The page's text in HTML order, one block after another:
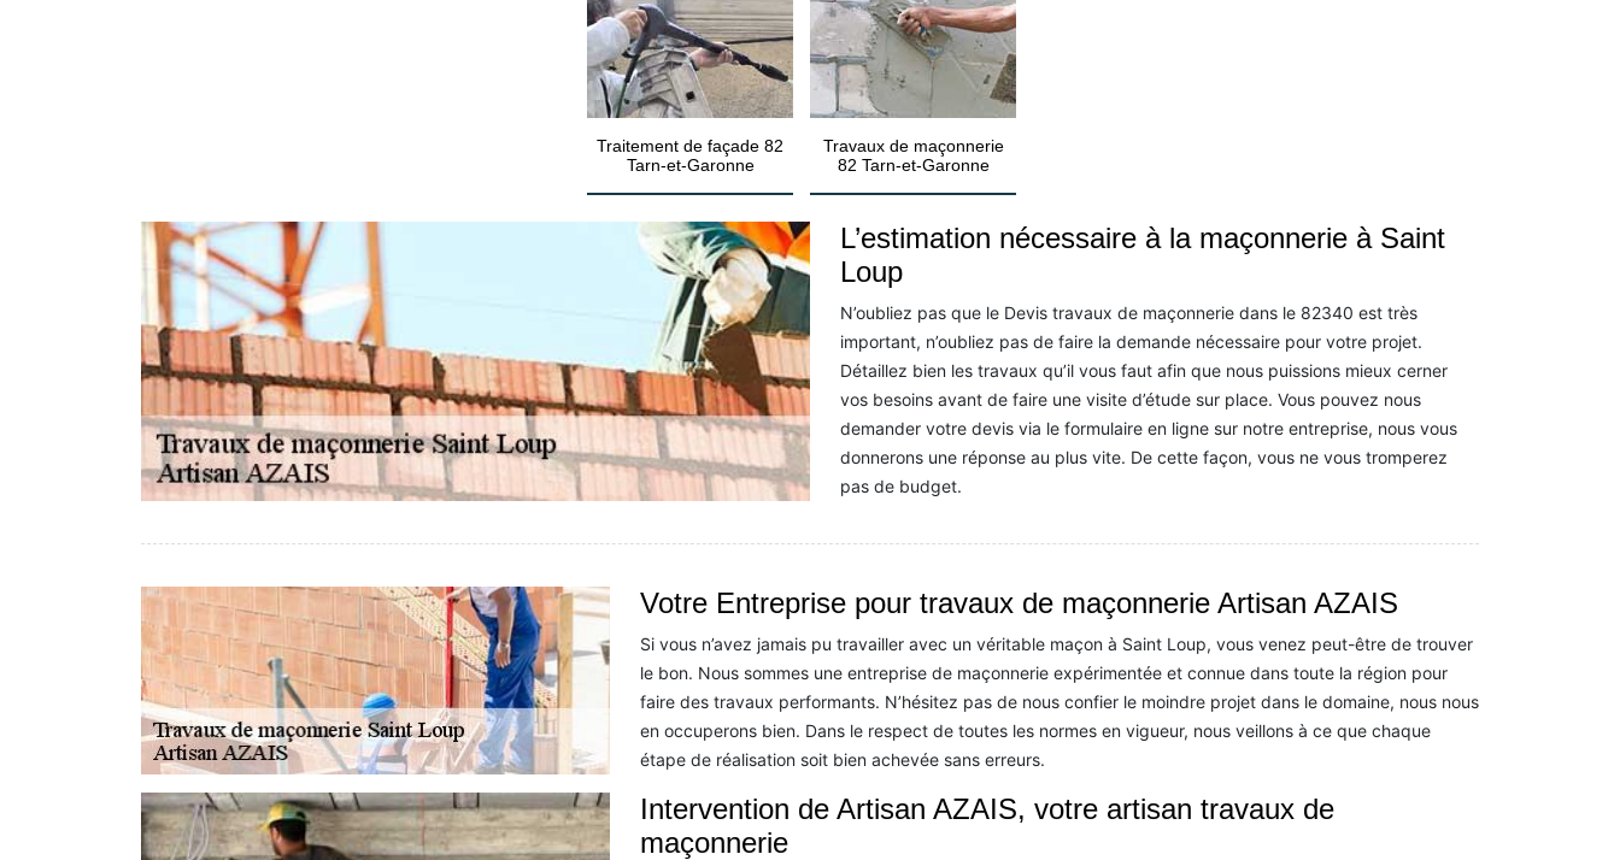
Traitement de façade 82
Tarn-et-Garonne
Travaux de maçonnerie
82 Tarn-et-Garonne
L’estimation nécessaire à la maçonnerie à Saint
Loup
N’oubliez pas que le Devis travaux de maçonnerie dans le 82340 est très
important, n’oubliez pas de faire la demande nécessaire pour votre projet.
Détaillez bien les travaux qu’il vous faut afin que nous puissions mieux cerner
vos besoins avant de faire une visite d’étude sur place. Vous pouvez nous
demander votre devis via le formulaire en ligne sur notre entreprise, nous vous
donnerons une réponse au plus vite. De cette façon, vous ne vous tromperez
pas de budget.
Votre Entreprise pour travaux de maçonnerie Artisan AZAIS
Si vous n’avez jamais pu travailler avec un véritable maçon à Saint Loup, vous venez peut-être de trouver
le bon. Nous sommes une entreprise de maçonnerie expérimentée et connue dans toute la région pour
faire des travaux performants. N’hésitez pas de nous confier le moindre projet dans le domaine, nous nous
en occuperons bien. Dans le respect de toutes les normes en vigueur, nous veillons à ce que chaque
étape de réalisation soit bien achevée sans erreurs.
Intervention de Artisan AZAIS, votre artisan travaux de
maçonnerie